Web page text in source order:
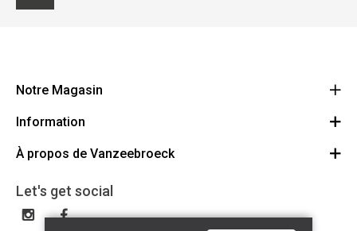
Notre Magasin
Vanzeebroeck Motors
1600 Sint-Pieters-Leeuw
023316022
Information
Annulation Commande
Conditions générales
À propos de Vanzeebroeck
Cheque Cadeau
Échange et Retours
Let's get social